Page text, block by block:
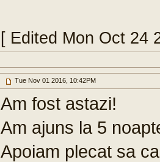
[ Edited Mon Oct 24
Tue Nov 01 2016, 10:42PM
Am fost astazi!
Am ajuns la 5
Apoiam plecat sa